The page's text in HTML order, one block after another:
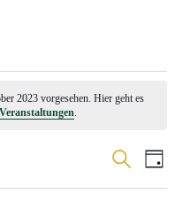
2023 vorgesehen. Hier geht es
Suche
Tag